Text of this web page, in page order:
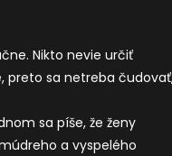
Nikto nevie určiť
preto sa netreba
sa píše, že ženy
a vyspelého